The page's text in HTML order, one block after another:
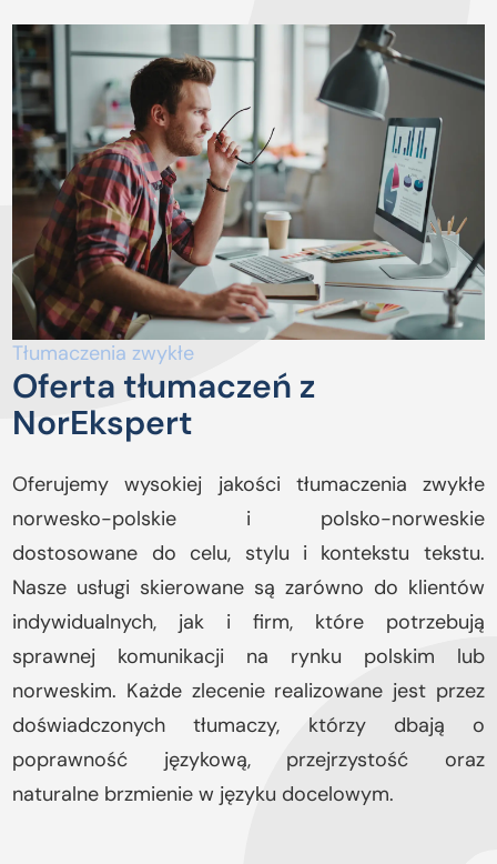
Tłumaczenia zwykłe
Oferta tłumaczeń z
NorEkspert
Oferujemy wysokiej jakości tłumaczenia zwykłe
norwesko-polskie i polsko-norweskie
dostosowane do celu, stylu i kontekstu tekstu.
Nasze usługi skierowane są zarówno do klientów
indywidualnych, jak i firm, które potrzebują
sprawnej komunikacji na rynku polskim lub
norweskim. Każde zlecenie realizowane jest przez
doświadczonych tłumaczy, którzy dbają o
poprawność językową, przejrzystość oraz
naturalne brzmienie w języku docelowym.